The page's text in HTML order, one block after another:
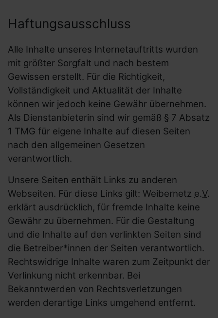
Haftungsausschluss
Alle Inhalte unseres Internetauftritts wurden
mit größter Sorgfalt und nach bestem
Gewissen erstellt. Für die Richtigkeit,
Vollständigkeit und Aktualität der Inhalte
können wir jedoch keine Gewähr übernehmen.
Als Dienstanbieterin sind wir gemäß § 7 Absatz
1 TMG für eigene Inhalte auf diesen Seiten
nach den allgemeinen Gesetzen
verantwortlich.
Unsere Seiten enthält Links zu anderen
Webseiten. Für diese Links gilt: Weibernetz e.V.
erklärt ausdrücklich, für fremde Inhalte keine
Gewähr zu übernehmen. Für die Gestaltung
und die Inhalte auf den verlinkten Seiten sind
die Betreiber*innen der Seiten verantwortlich.
Rechtswidrige Inhalte waren zum Zeitpunkt der
Verlinkung nicht erkennbar. Bei
Bekanntwerden von Rechtsverletzungen
werden derartige Links umgehend entfernt.